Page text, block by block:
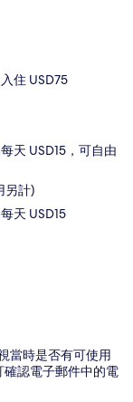
住 USD75
天 USD15，可自由
另計)
天 USD15
當時是否有可使用
認電子郵件中的電